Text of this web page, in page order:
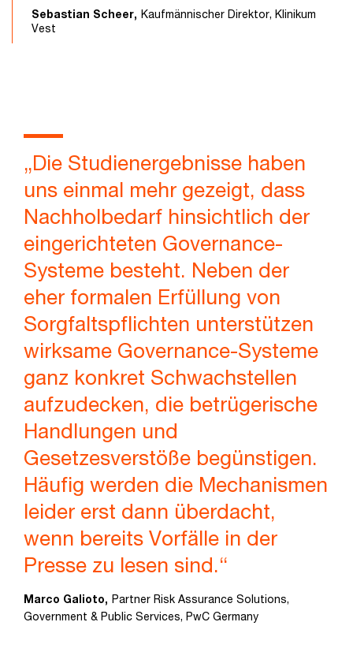
Sebastian Scheer, Kaufmännischer Direktor, Klinikum
Vest
„Die Studienergebnisse haben
uns einmal mehr gezeigt, dass
Nachholbedarf hinsichtlich der
eingerichteten Governance-
Systeme besteht. Neben der
eher formalen Erfüllung von
Sorgfaltspflichten unterstützen
wirksame Governance-Systeme
ganz konkret Schwachstellen
aufzudecken, die betrügerische
Handlungen und
Gesetzesverstöße begünstigen.
Häufig werden die Mechanismen
leider erst dann überdacht,
wenn bereits Vorfälle in der
Presse zu lesen sind.“
Marco Galioto, Partner Risk Assurance Solutions,
Government & Public Services, PwC Germany